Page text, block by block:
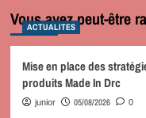
Vous avez peut-être
ACTUALITES
Mise en place des
produits Made In Drc
junior 05/08/2026 0